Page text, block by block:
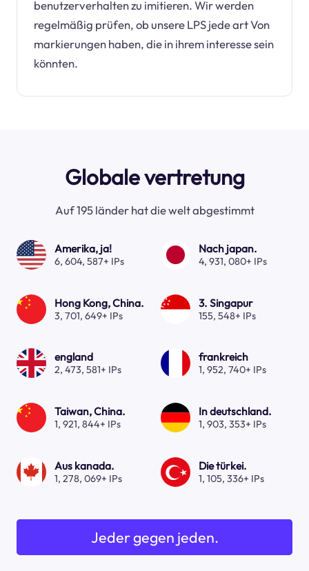
benutzerverhalten zu imitieren. Wir werden
regelmäßig prüfen, ob unsere LPS jede art Von
markierungen haben, die in ihrem interesse sein
könnten.
Globale vertretung
Auf 195 länder hat die welt abgestimmt
Amerika, ja!
6, 604, 587+ IPs
Nach japan.
4, 931, 080+ IPs
Hong Kong, China.
3, 701, 649+ IPs
3. Singapur
155, 548+ IPs
england
2, 473, 581+ IPs
frankreich
1, 952, 740+ IPs
Taiwan, China.
1, 921, 844+ IPs
In deutschland.
1, 903, 353+ IPs
Aus kanada.
1, 278, 069+ IPs
Die türkei.
1, 105, 336+ IPs
Jeder gegen jeden.